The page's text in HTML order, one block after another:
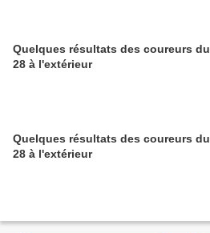
Quelques résultats des coureurs du
28 à l'extérieur
Quelques résultats des coureurs du
28 à l'extérieur